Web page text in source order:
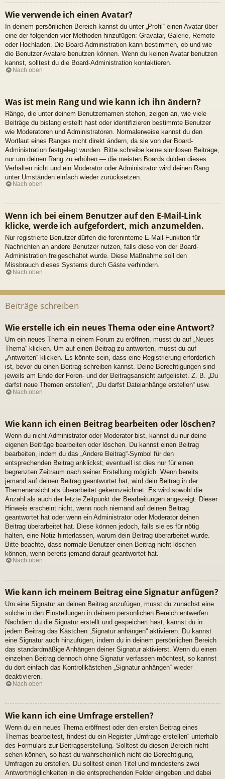
Wie verwende ich einen Avatar?
In deinem persönlichen Bereich kannst du unter „Profil“ einen Avatar über
eine der folgenden vier Methoden hinzufügen: Gravatar, Galerie, Remote
oder Hochladen. Die Board-Administration kann bestimmen, ob und wie
die Benutzer Avatare benutzen können. Wenn du keinen Avatar benutzen
kannst, solltest du die Board-Administration kontaktieren.
Nach oben
Was ist mein Rang und wie kann ich ihn ändern?
Ränge, die unter deinem Benutzernamen stehen, zeigen an, wie viele
Beiträge du bislang erstellt hast oder identifizieren bestimmte Benutzer
wie Moderatoren und Administratoren. Normalerweise kannst du den
Wortlaut eines Ranges nicht direkt ändern, da sie von der Board-
Administration festgelegt wurden. Bitte schreibe keine sinnlosen Beiträge,
nur um deinen Rang zu erhöhen — die meisten Boards dulden dieses
Verhalten nicht und ein Moderator oder Administrator wird deinen Rang
unter Umständen einfach wieder zurücksetzen.
Nach oben
Wenn ich bei einem Benutzer auf den E-Mail-Link
klicke, werde ich aufgefordert, mich anzumelden.
Nur registrierte Benutzer dürfen die foreninterne E-Mail-Funktion für
Nachrichten an andere Benutzer nutzen, falls diese von der Board-
Administration freigeschaltet wurde. Diese Maßnahme soll den
Missbrauch dieses Systems durch Gäste verhindern.
Nach oben
Beiträge schreiben
Wie erstelle ich ein neues Thema oder eine Antwort?
Um ein neues Thema in einem Forum zu eröffnen, musst du auf „Neues
Thema“ klicken. Um auf einen Beitrag zu antworten, musst du auf
„Antworten“ klicken. Es könnte sein, dass eine Registrierung erforderlich
ist, bevor du einen Beitrag schreiben kannst. Deine Berechtigungen sind
jeweils am Ende der Foren- und der Beitragsansicht aufgelistet. Z. B. „Du
darfst neue Themen erstellen“, „Du darfst Dateianhänge erstellen“ usw.
Nach oben
Wie kann ich einen Beitrag bearbeiten oder löschen?
Wenn du nicht Administrator oder Moderator bist, kannst du nur deine
eigenen Beiträge bearbeiten oder löschen. Du kannst einen Beitrag
bearbeiten, indem du das „Ändere Beitrag“-Symbol für den
entsprechenden Beitrag anklickst; eventuell ist dies nur für einen
begrenzten Zeitraum nach seiner Erstellung möglich. Wenn bereits
jemand auf deinen Beitrag geantwortet hat, wird dein Beitrag in der
Themenansicht als überarbeitet gekennzeichnet. Es wird sowohl die
Anzahl als auch der letzte Zeitpunkt der Bearbeitungen angezeigt. Dieser
Hinweis erscheint nicht, wenn noch niemand auf deinen Beitrag
geantwortet hat oder wenn ein Administrator oder Moderator deinen
Beitrag überarbeitet hat. Diese können jedoch, falls sie es für nötig
halten, eine Notiz hinterlassen, warum dein Beitrag überarbeitet wurde.
Bitte beachte, dass normale Benutzer einen Beitrag nicht löschen
können, wenn bereits jemand darauf geantwortet hat.
Nach oben
Wie kann ich meinem Beitrag eine Signatur anfügen?
Um eine Signatur an deinen Beitrag anzufügen, musst du zunächst eine
solche in den Einstellungen in deinem persönlichen Bereich entwerfen.
Nachdem du die Signatur erstellt und gespeichert hast, kannst du in
jedem Beitrag das Kästchen „Signatur anhängen“ aktivieren. Du kannst
eine Signatur auch hinzufügen, indem du in deinem persönlichen Bereich
das standardmäßige Anhängen deiner Signatur aktivierst. Wenn du einen
einzelnen Beitrag dennoch ohne Signatur verfassen möchtest, so kannst
du dort einfach das Kontrollkästchen „Signatur anhängen“ wieder
deaktivieren.
Nach oben
Wie kann ich eine Umfrage erstellen?
Wenn du ein neues Thema eröffnest oder den ersten Beitrag eines
Themas bearbeitest, findest du ein Register „Umfrage erstellen“ unterhalb
des Formulars zur Beitragserstellung. Solltest du diesen Bereich nicht
sehen können, so hast du wahrscheinlich nicht die Berechtigung,
Umfragen zu erstellen. Du solltest einen Titel und mindestens zwei
Antwortmöglichkeiten in die entsprechenden Felder eingeben und dabei